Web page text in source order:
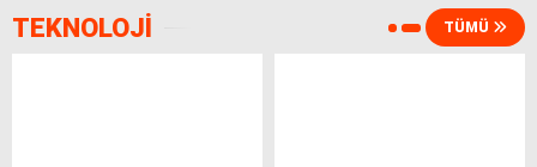
TEKNOLOJİ TÜMÜ